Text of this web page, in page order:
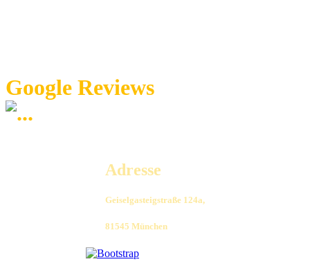
Google Reviews
Adresse
Geiselgasteigstraße 124a,
81545 München